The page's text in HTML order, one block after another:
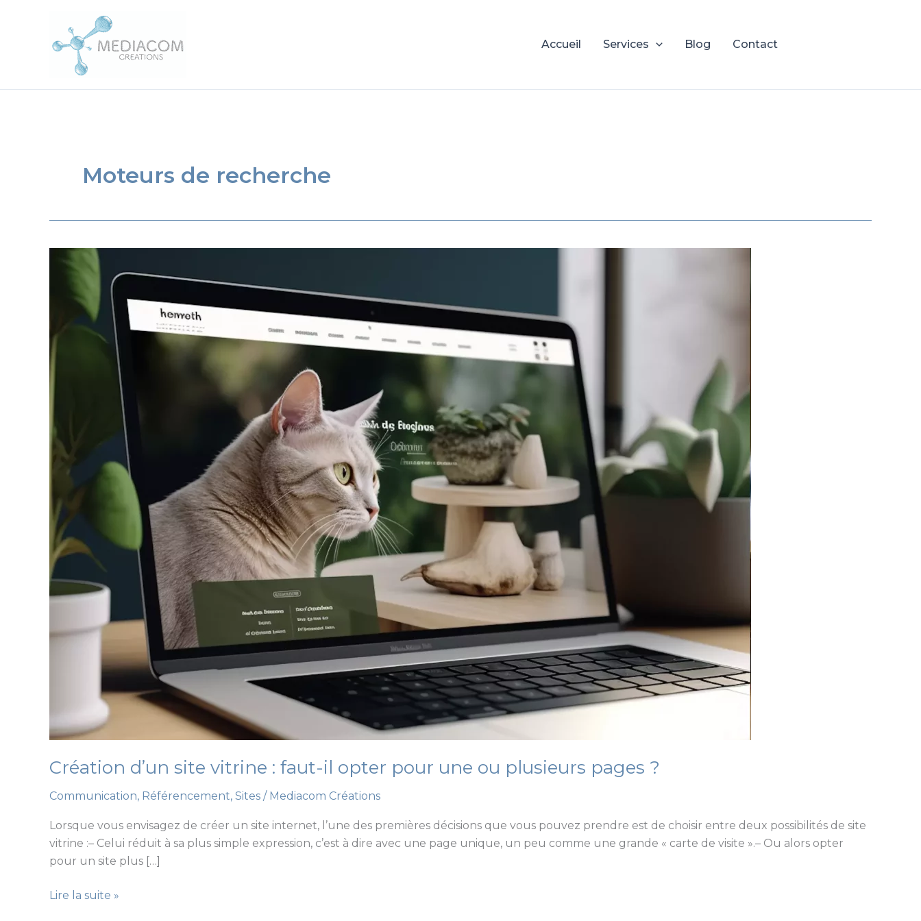
Accueil Services Blog Contact
Moteurs de recherche
Création d’un site vitrine : faut-il opter pour une ou plusieurs pages ?
Communication, Référencement, Sites / Mediacom Créations
Lorsque vous envisagez de créer un site internet, l’une des premières décisions que vous pouvez prendre est de choisir entre deux possibilités de site
vitrine :– Celui réduit à sa plus simple expression, c’est à dire avec une page unique, un peu comme une grande « carte de visite ».– Ou alors opter
pour un site plus […]
Création
Lire la suite »